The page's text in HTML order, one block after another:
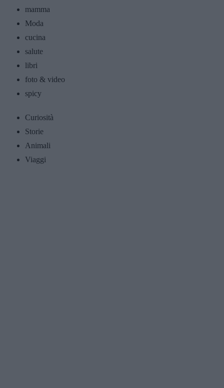
mamma
Moda
cucina
salute
libri
foto & video
spicy
Curiosità
Storie
Animali
Viaggi